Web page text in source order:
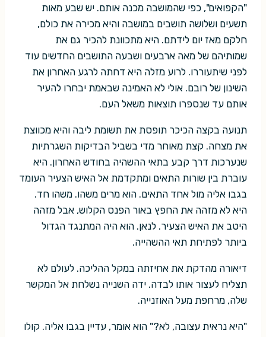
"הקפואים", כפי שהמושבה מכנה אותם. יש שבע מאות
תשעים ושלושה תושבים במושבה והיא מכירה את כולם,
חלקם מאז יום לידתם. היא מתכוונת להכיר גם את
שמותיהם של מאה ארבעים ושבעה התושבים החדשים עוד
לפני שיתעוררו. לרוע מזלה היא דחתה לרגע האחרון את
השינון של רובם. אולי לא האמינה שבאמת יבחרו להעיר
אותם עד שנספרו תוצאות משאל העם.
תנועה בקצה הכיכר תופסת את תשומת ליבה והיא מכווצת
את מצחה. קצת מאוחר מדי בשביל הבדיקות השגרתיות
שנערכות דרך קבע בתאי ההשהיה בחודש האחרון. היא
עוברת בין שורות התאים ומתקדמת אל האיש הצעיר העומד
בגבו אליה מול אחד התאים. הוא מרים משהו. משהו חד.
היא לא מזהה את החפץ באור הפנס הקלוש, אבל מזהה
היטב את האיש הצעיר. לנאן. הוא היה המתנגד הגדול
ביותר לפתיחת תאי ההשהייה.
דיאורה מהדקת את אחיזתה במקל ההליכה. לעולם לא
תצליח לעצור אותו לבדה. ידה השנייה נשלחת אל המקשר
שלה, מרחפת מעל האוזנייה.
"היא נראית עצובה, לא?" הוא אומר, עדיין בגבו אליה. קולו